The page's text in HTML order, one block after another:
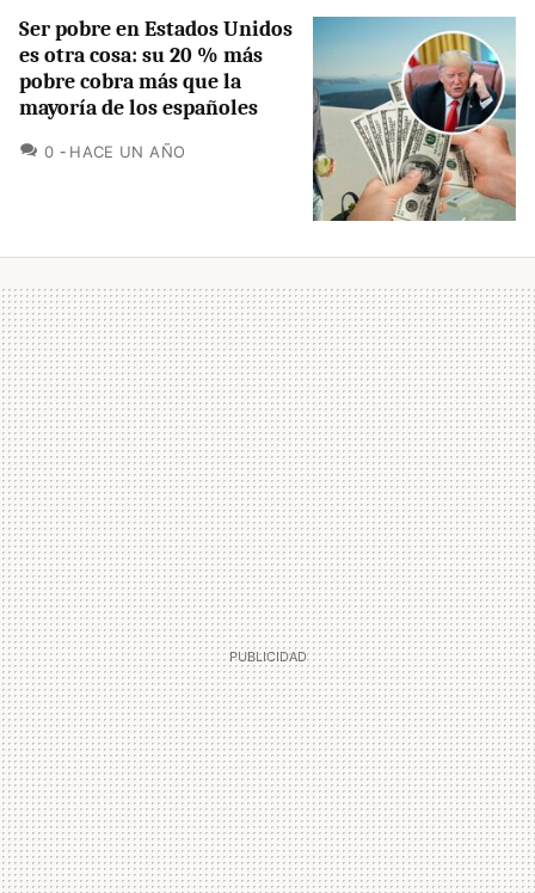
Ser pobre en Estados Unidos
es otra cosa: su 20 % más
pobre cobra más que la
mayoría de los españoles
0 COMENTARIOS
HACE UN AÑO